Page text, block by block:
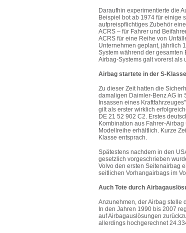
Daraufhin experimentierte die
Beispiel bot ab 1974 für einige
aufpreispflichtiges Zubehör
ACRS – für Fahrer und
ACRS für eine Reihe von
Unternehmen geplant, jährlich
System während der
Airbag-Systems galt vorerst als
Airbag startete in der S-Klasse
Zu dieser Zeit hatten die
damaligen Daimler-Benz AG in
Insassen eines
gilt als erster wirklich
DE 21 52 902 C2. Erstes
Kombination aus Fahrer-
Modellreihe erhältlich. Kurze
Klasse entsprach.
Spätestens nachdem in den
gesetzlich vorgeschrieben
Volvo den ersten Seitenairbag
seitlichen Vorhangairbags im
Auch Tote durch
Anzunehmen, der Airbag stelle
In den Jahren 1990 bis 2007
auf Airbagauslösungen
allerdings hochgerechnet